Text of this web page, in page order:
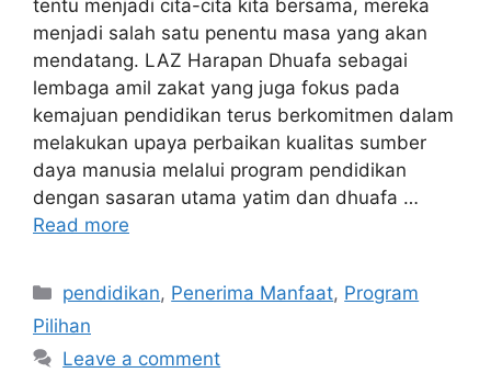
tentu menjadi cita-cita kita bersama, mereka
menjadi salah satu penentu masa yang akan
mendatang. LAZ Harapan Dhuafa sebagai
lembaga amil zakat yang juga fokus pada
kemajuan pendidikan terus berkomitmen dalam
melakukan upaya perbaikan kualitas sumber
daya manusia melalui program pendidikan
dengan sasaran utama yatim dan dhuafa …
Read more
pendidikan, Penerima Manfaat, Program
Pilihan
Leave a comment